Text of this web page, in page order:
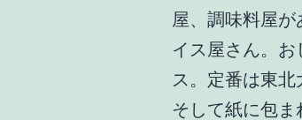
屋、調味料屋
イス屋さん。
ス。定番は東北
そして紙に包